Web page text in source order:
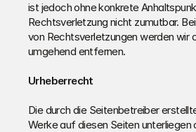
ist jedoch ohne konkrete
Rechtsverletzung nicht zumutbar.
von Rechtsverletzungen werden wir
umgehend entfernen.
Urheberrecht
Die durch die Seitenbetreiber
Werke auf diesen Seiten unterliegen